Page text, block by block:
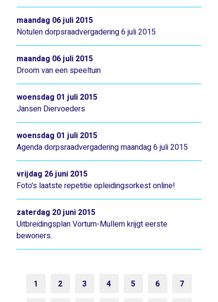
Notulen dorpsraadvergadering 6 juli 2015
maandag 06 juli 2015
Droom van een speeltuin
maandag 06 juli 2015
Jansen Diervoeders
woensdag 01 juli 2015
Agenda dorpsraadvergadering maandag 6 juli 2015
woensdag 01 juli 2015
Foto's laatste repetitie opleidingsorkest online!
vrijdag 26 juni 2015
Uitbreidingsplan Vortum-Mullem krijgt eerste
bewoners.
zaterdag 20 juni 2015
1 2 3 4 5 6 7